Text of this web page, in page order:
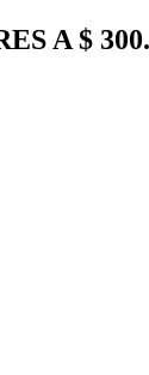
A $